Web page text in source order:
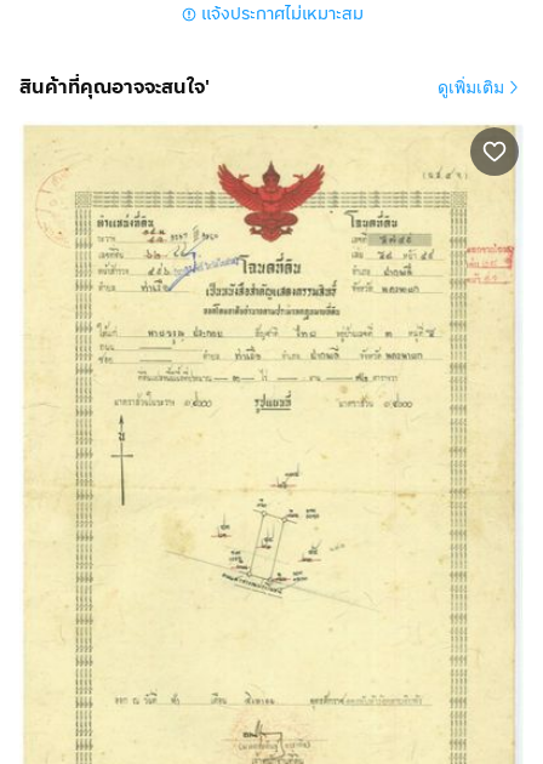
แจ้งประกาศไม่เหมาะสม
สินค้าที่คุณอาจจะสนใจ' ดูเพิ่มเติม